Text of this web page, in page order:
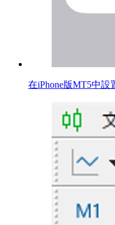
在iPhone版MT5中